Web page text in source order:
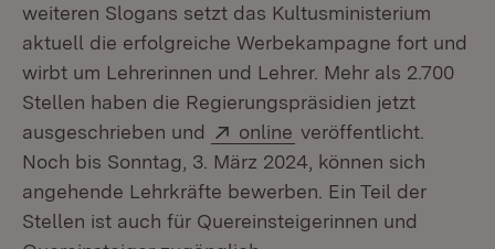
weiteren Slogans setzt das Kultusministerium
aktuell die erfolgreiche Werbekampagne fort und
wirbt um Lehrerinnen und Lehrer. Mehr als 2.700
Stellen haben die Regierungspräsidien jetzt
ausgeschrieben und
Extern:
online (Öffnet in neuem
veröffentlicht.
Noch bis Sonntag, 3. März 2024, können sich
angehende Lehrkräfte bewerben. Ein Teil der
Stellen ist auch für Quereinsteigerinnen und